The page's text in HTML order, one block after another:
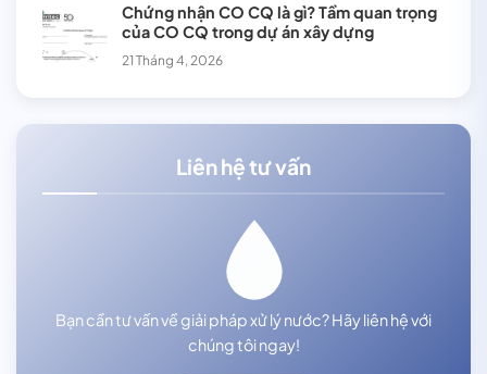
Chứng nhận CO CQ là gì? Tầm quan trọng
của CO CQ trong dự án xây dựng
21 Tháng 4, 2026
Liên hệ tư vấn
Bạn cần tư vấn về giải pháp xử lý nước? Hãy liên hệ với
chúng tôi ngay!